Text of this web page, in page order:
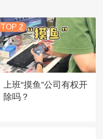
TOP 2
上班“摸鱼”公司有权开
除吗？